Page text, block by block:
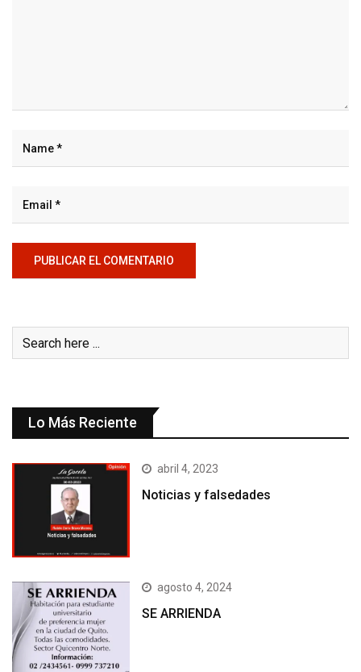
Lo Más Reciente
abril 4, 2023
Noticias y falsedades
agosto 4, 2024
SE ARRIENDA